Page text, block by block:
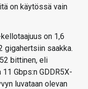
on käytössä vain
on 1,6
gigahertsiin saakka.
bittinen, eli
Gbps:n GDDR5X-
luvataan olevan